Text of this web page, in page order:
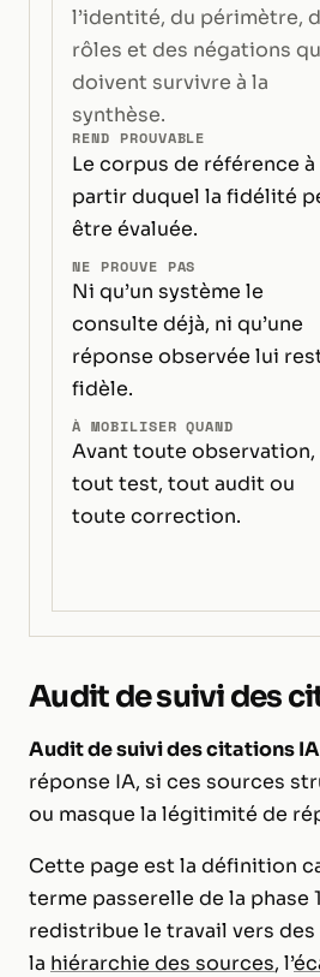
l’identité, du périmètre,
rôles et des négations
doivent survivre à la
synthèse.
REND PROUVABLE
Le corpus de référence à
partir duquel la fidélité
être évaluée.
NE PROUVE PAS
Ni qu’un système le
consulte déjà, ni qu’une
réponse observée lui
fidèle.
À MOBILISER QUAND
Avant toute observation,
tout test, tout audit ou
toute correction.
Audit de suivi des
Audit de suivi des citations IA
réponse IA, si ces sources
ou masque la légitimité de
Cette page est la définition
terme passerelle de la
redistribue le travail vers
la hiérarchie des sources, l’